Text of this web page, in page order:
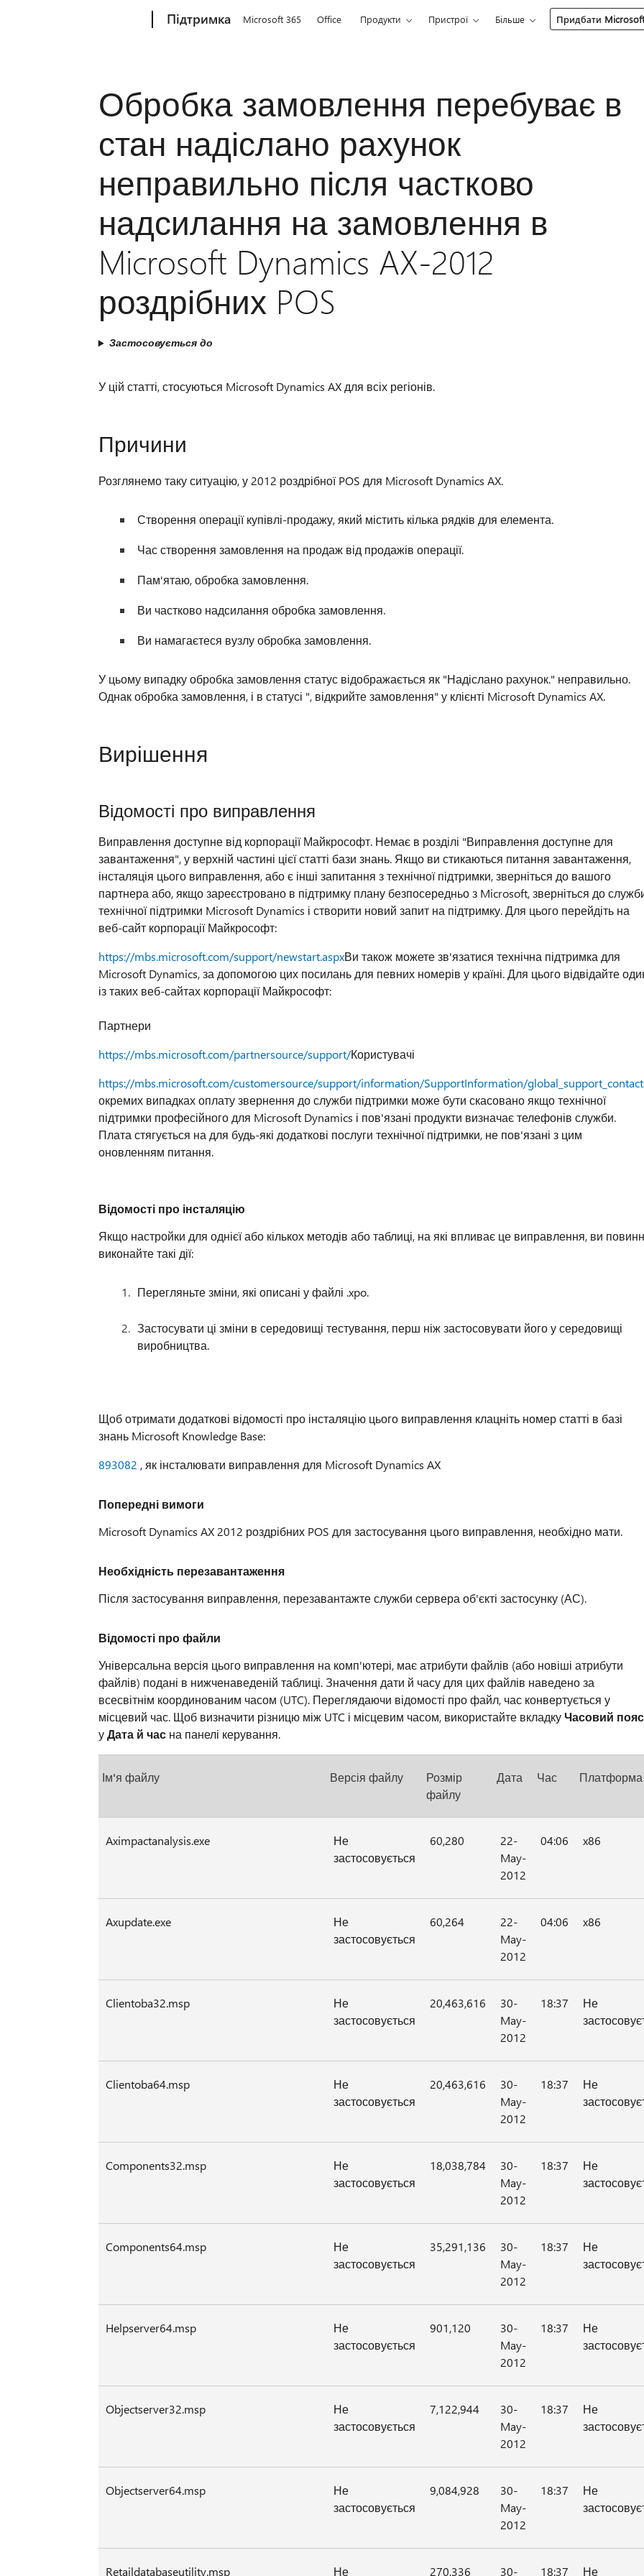
Підтримка Microsoft 365 Office Продукти Пристрої Більше Придбати
Обробка замовлення перебуває в
стан надіслано рахунок
неправильно після частково
надсилання на замовлення в
Microsoft Dynamics AX-2012
роздрібних POS
Застосовується до
У цій статті, стосуються Microsoft Dynamics AX для всіх регіонів.
Причини
Розглянемо таку ситуацію, у 2012 роздрібної POS для Microsoft Dynamics AX.
Створення операції купівлі-продажу, який містить кілька рядків для елемента.
Час створення замовлення на продаж від продажів операції.
Пам'ятаю, обробка замовлення.
Ви частково надсилання обробка замовлення.
Ви намагаєтеся вузлу обробка замовлення.
У цьому випадку обробка замовлення статус відображається як "Надіслано рахунок." неправильно.
Однак обробка замовлення, і в статусі ", відкрийте замовлення" у клієнті Microsoft Dynamics AX.
Вирішення
Відомості про виправлення
Виправлення доступне від корпорації Майкрософт. Немає в розділі "Виправлення доступне для
завантаження", у верхній частині цієї статті бази знань. Якщо ви стикаються питання завантаження,
інсталяція цього виправлення, або є інші запитання з технічної підтримки, зверніться до вашого
партнера або, якщо зареєстровано в підтримку плану безпосередньо з Microsoft, зверніться до
технічної підтримки Microsoft Dynamics і створити новий запит на підтримку. Для цього перейдіть на
веб-сайт корпорації Майкрософт:
https://mbs.microsoft.com/support/newstart.aspxВи також можете зв'язатися технічна підтримка для
Microsoft Dynamics, за допомогою цих посилань для певних номерів у країні. Для цього відвідайте
із таких веб-сайтах корпорації Майкрософт:
Партнери
https://mbs.microsoft.com/partnersource/support/Користувачі
https://mbs.microsoft.com/customersource/support/information/SupportInformation/
окремих випадках оплату звернення до служби підтримки може бути скасовано якщо технічної
підтримки професійного для Microsoft Dynamics і пов'язані продукти визначає телефонів служби.
Плата стягується на для будь-які додаткові послуги технічної підтримки, не пов'язані з цим
оновленням питання.
Відомості про інсталяцію
Якщо настройки для однієї або кількох методів або таблиці, на які впливає це виправлення, ви
виконайте такі дії:
Перегляньте зміни, які описані у файлі .xpo.
Застосувати ці зміни в середовищі тестування, перш ніж застосовувати його у середовищі
виробництва.
Щоб отримати додаткові відомості про інсталяцію цього виправлення клацніть номер статті в базі
знань Microsoft Knowledge Base:
893082 , як інсталювати виправлення для Microsoft Dynamics AX
Попередні вимоги
Microsoft Dynamics AX 2012 роздрібних POS для застосування цього виправлення, необхідно мати.
Необхідність перезавантаження
Після застосування виправлення, перезавантажте служби сервера об'єкті застосунку (АС).
Відомості про файли
Універсальна версія цього виправлення на комп'ютері, має атрибути файлів (або новіші атрибути
файлів) подані в нижченаведеній таблиці. Значення дати й часу для цих файлів наведено за
всесвітнім координованим часом (UTC). Переглядаючи відомості про файл, час конвертується у
місцевий час. Щоб визначити різницю між UTC і місцевим часом, використайте вкладкуЧасовий пояс
уДата й часна панелі керування.
Ім'я файлу Версія файлу
Розмір
файлу
Дата Час Платформа
Aximpactanalysis.exe
Не
застосовується
60,280
22-
May-
2012
04:06 x86
Axupdate.exe
Не
застосовується
60,264
22-
May-
2012
04:06 x86
Clientoba32.msp
Не
застосовується
20,463,616
30-
May-
2012
18:37
Не
Clientoba64.msp
Не
застосовується
20,463,616
30-
May-
2012
18:37
Не
Components32.msp
Не
застосовується
18,038,784
30-
May-
2012
18:37
Не
Components64.msp
Не
застосовується
35,291,136
30-
May-
2012
18:37
Не
Helpserver64.msp
Не
застосовується
901,120
30-
May-
2012
18:37
Не
Objectserver32.msp
Не
застосовується
7,122,944
30-
May-
2012
18:37
Не
Objectserver64.msp
Не
застосовується
9,084,928
30-
May-
2012
18:37
Не
Retaildatabaseutility.msp Не 270,336 30- 18:37 Не